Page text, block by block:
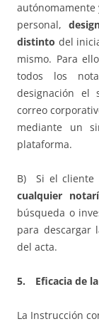
autónomamente
personal,
distinto del
mismo. Para
todos los
designación el
correo
mediante un
plataforma.
B) Si el cliente
cualquier
búsqueda o
para descargar
del acta.
5. Eficacia de
La Instrucción